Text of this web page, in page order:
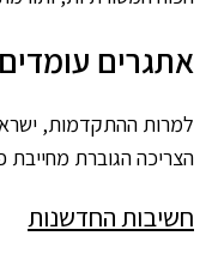
אתגרים
למרות ההתקדמות,
הצריכה הגוברת מחייבת
חשיבות החדשנות